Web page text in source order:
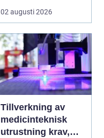
Mölndal blir första
frågan:...
02 augusti 2026
Tillverkning av
medicinteknisk
utrustning krav,